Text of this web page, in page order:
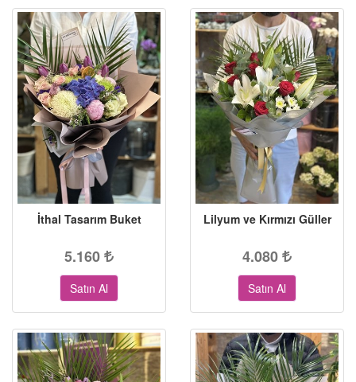
İthal Tasarım Buket
5.160
Satın Al
Lilyum ve Kırmızı Güller
4.080
Satın Al